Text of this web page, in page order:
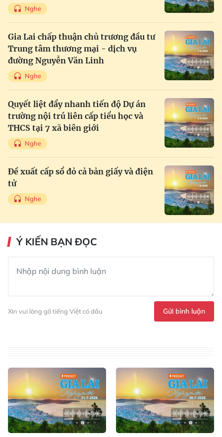
Nghe
Gia Lai chấp thuận chủ trương đầu tư
Trung tâm thương mại - dịch vụ
đường Nguyễn Văn Linh
Nghe
Quyết liệt đẩy nhanh tiến độ Dự án
trường nội trú liên cấp tiểu học và
THCS tại 7 xã biên giới
Nghe
Đề xuất cấp sổ đỏ cả bản giấy và điện
tử
Nghe
Ý KIẾN BẠN ĐỌC
Xin vui lòng gõ tiếng Việt có dấu Gửi bình luận